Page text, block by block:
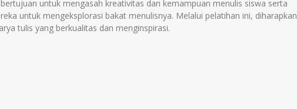
untuk mengasah kreativitas dan kemampuan menulis siswa serta
untuk mengeksplorasi bakat menulisnya. Melalui pelatihan ini, diharapkan
tulis yang berkualitas dan menginspirasi.